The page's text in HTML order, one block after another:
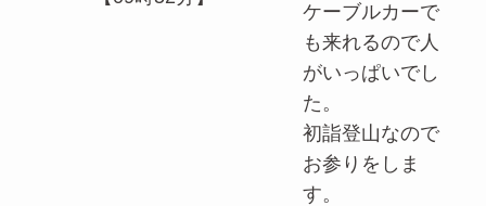
ケーブルカーで
も来れるので人
がいっぱいでし
た。
初詣登山なので
お参りをしま
す。